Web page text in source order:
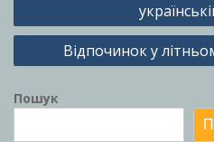
Відпочинок у
Пошук